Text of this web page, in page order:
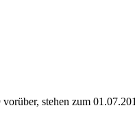
stehen zum